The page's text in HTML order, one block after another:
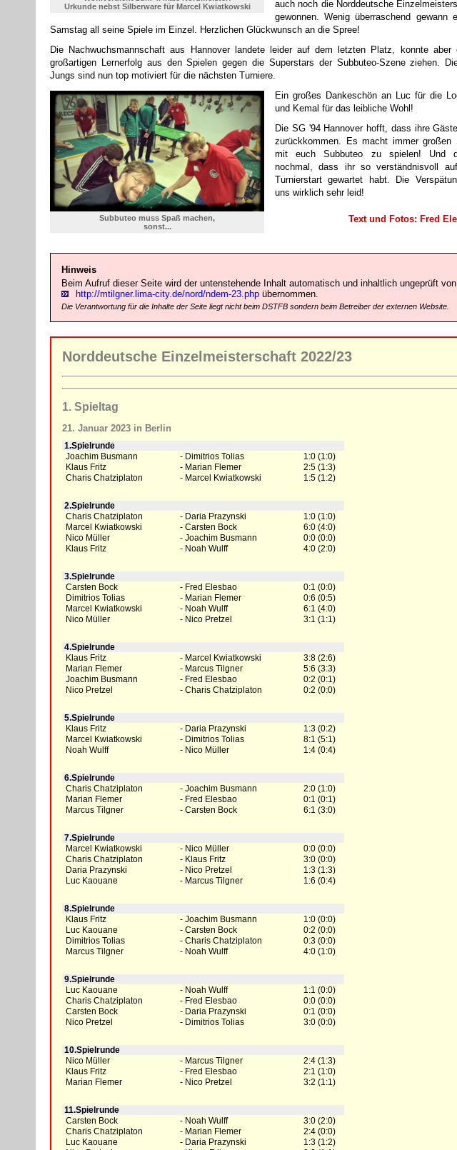
Urkunde nebst Silberware für Marcel Kwiatkowski
auch noch die Norddeutsche
gewonnen. Wenig überraschend gewann
Samstag all seine Spiele im Einzel. Herzlichen Glückwunsch an die Spree!
Die Nachwuchsmannschaft aus Hannover landete leider auf dem letzten Platz, konnte aber
großartigen Lernerfolg aus den Spielen gegen die Superstars der Subbuteo-Szene ziehen.
Jungs sind nun top motiviert für die nächsten Turniere.
Subbuteo muss Spaß machen,
sonst...
Ein großes Dankeschön an Luc für die
und Kemal für das leibliche Wohl!
Die SG '94 Hannover hofft, dass ihre
zurückkommen. Es macht immer großen
mit euch Subbuteo zu spielen! Und
nochmal, dass ihr so verständnisvoll
Turnierstart gewartet habt. Die
uns wirklich sehr leid!
Text und Fotos: Fred
Hinweis
Beim Aufruf dieser Seite wird der untenstehende Inhalt automatisch und inhaltlich ungeprüft von
http://mtilgner.lima-city.de/nord/ndem-23.php übernommen.
Die Verantwortung für die Inhalte der Seite liegt nicht beim DSTFB sondern beim Betreiber der externen Website.
Norddeutsche Einzelmeisterschaft 2022/23
1. Spieltag
21. Januar 2023 in Berlin
1.Spielrunde
Joachim Busmann
Dimitrios Tolias
1:0 (1:0)
Klaus Fritz
Marian Flemer
2:5 (1:3)
Charis Chatziplaton
Marcel Kwiatkowski 1:5 (1:2)
2.Spielrunde
Charis Chatziplaton
Daria Prazynski
1:0 (1:0)
Marcel Kwiatkowski
Carsten Bock
6:0 (4:0)
Nico Müller
Joachim Busmann
0:0 (0:0)
Klaus Fritz
Noah Wulff 4:0 (2:0)
3.Spielrunde
Carsten Bock
Fred Elesbao
0:1 (0:0)
Dimitrios Tolias
Marian Flemer
0:6 (0:5)
Marcel Kwiatkowski
Noah Wulff
6:1 (4:0)
Nico Müller
Nico Pretzel 3:1 (1:1)
4.Spielrunde
Klaus Fritz
Marcel Kwiatkowski
3:8 (2:6)
Marian Flemer
Marcus Tilgner
5:6 (3:3)
Joachim Busmann
Fred Elesbao
0:2 (0:1)
Nico Pretzel
Charis Chatziplaton 0:2 (0:0)
5.Spielrunde
Klaus Fritz
Daria Prazynski
1:3 (0:2)
Marcel Kwiatkowski
Dimitrios Tolias
8:1 (5:1)
Noah Wulff
Nico Müller 1:4 (0:4)
6.Spielrunde
Charis Chatziplaton
Joachim Busmann
2:0 (1:0)
Marian Flemer
Fred Elesbao
0:1 (0:1)
Marcus Tilgner
Carsten Bock 6:1 (3:0)
7.Spielrunde
Marcel Kwiatkowski
Nico Müller
0:0 (0:0)
Charis Chatziplaton
Klaus Fritz
3:0 (0:0)
Daria Prazynski
Nico Pretzel
1:3 (1:3)
Luc Kaouane
Marcus Tilgner 1:6 (0:4)
8.Spielrunde
Klaus Fritz
Joachim Busmann
1:0 (0:0)
Luc Kaouane
Carsten Bock
0:2 (0:0)
Dimitrios Tolias
Charis Chatziplaton
0:3 (0:0)
Marcus Tilgner
Noah Wulff 4:0 (1:0)
9.Spielrunde
Luc Kaouane
Noah Wulff
1:1 (0:0)
Charis Chatziplaton
Fred Elesbao
0:0 (0:0)
Carsten Bock
Daria Prazynski
0:1 (0:0)
Nico Pretzel
Dimitrios Tolias 3:0 (0:0)
10.Spielrunde
Nico Müller
Marcus Tilgner
2:4 (1:3)
Klaus Fritz
Fred Elesbao
2:1 (1:0)
Marian Flemer
Nico Pretzel 3:2 (1:1)
11.Spielrunde
Carsten Bock
Noah Wulff
3:0 (2:0)
Charis Chatziplaton
Marian Flemer
2:4 (0:0)
Luc Kaouane
Daria Prazynski
1:3 (1:2)